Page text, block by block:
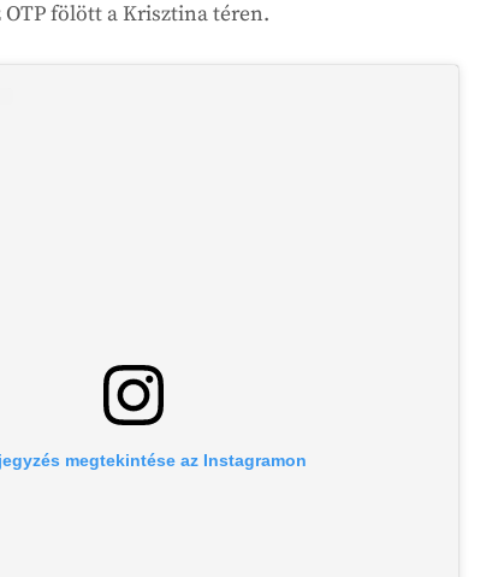
OTP fölött a Krisztina téren.
megtekintése az Instagramon